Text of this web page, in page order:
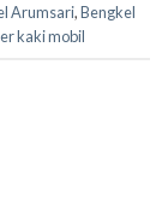
Arumsari,Bengkel
kaki mobil